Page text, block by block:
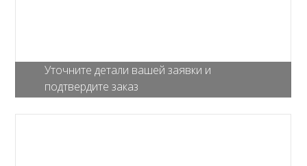
Уточните детали вашей заявки и
подтвердите заказ